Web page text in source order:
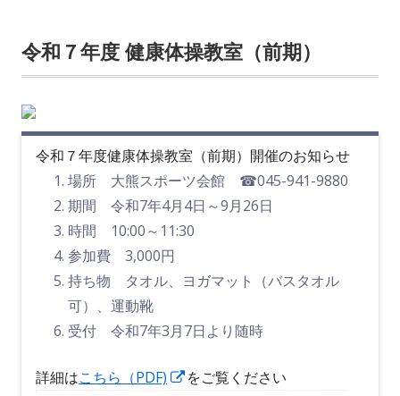
令和７年度 健康体操教室（前期）
令和７年度健康体操教室（前期）開催のお知らせ
場所 大熊スポーツ会館 ☎045-941-9880
期間 令和7年4月4日～9月26日
時間 10:00～11:30
参加費 3,000円
持ち物 タオル、ヨガマット（バスタオル
可）、運動靴
受付 令和7年3月7日より随時
詳細はこちら（PDF)
新
をご覧ください